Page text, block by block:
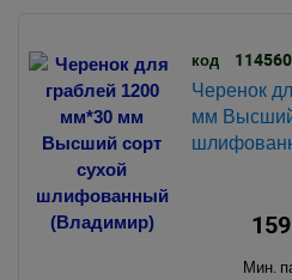
код 114560
Черенок
мм Высший
159
Мин.